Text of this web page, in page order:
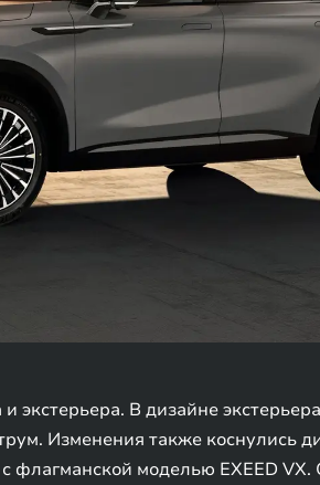
экстерьера. В дизайне
Изменения также коснулись
флагманской моделью EXEED